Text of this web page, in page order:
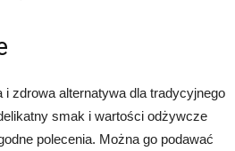
i zdrowa alternatywa dla tradycyjnego
smak i wartości odżywcze
polecenia. Można go podawać